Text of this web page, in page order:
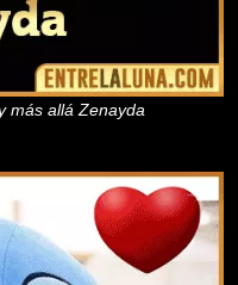
más allá Zenayda